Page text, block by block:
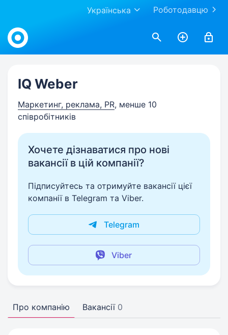
Роботодавцю
Українська
Work.ua
IQ Weber
Маркетинг, реклама, PR, менше 10
співробітників
Хочете дізнаватися про нові
вакансії в цій компанії?
Підписуйтесь та отримуйте вакансії цієї
компанії в Telegram та Viber.
Telegram
Viber
Про компанію Вакансії 0